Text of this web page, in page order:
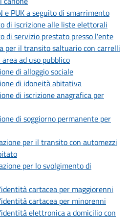
e PUK a seguito di smarrimento
di iscrizione alle liste elettorali
di servizio prestato presso l'ente
per il transito saltuario con carrelli
ad uso pubblico
di alloggio sociale
di idoneità abitativa
di iscrizione anagrafica per
di soggiorno permanente per
per il transito con automezzi
per lo svolgimento di
cartacea per maggiorenni
cartacea per minorenni
elettronica a domicilio con